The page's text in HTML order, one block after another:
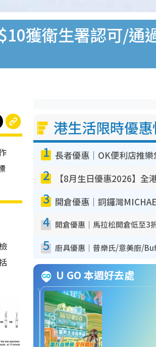
獲衛生署認可/通
港生活限時優
1
2
3
4
5
U GO 本週好去處